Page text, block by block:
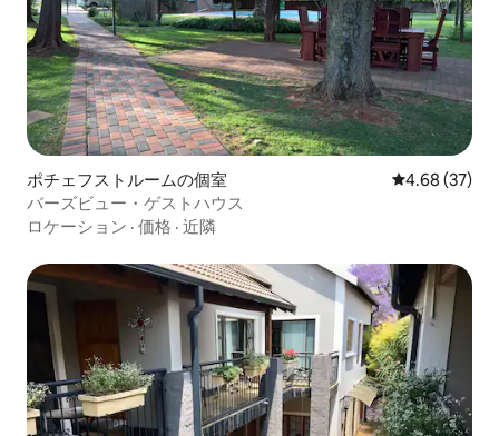
ポチェフストルームの個室 レビュー37
4.68 (37)
バーズビュー・ゲストハウス
ロケーション · 価格 · 近隣